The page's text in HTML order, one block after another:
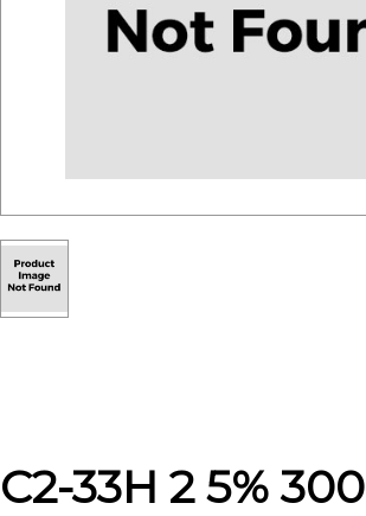
С2-33Н 2 5% 300